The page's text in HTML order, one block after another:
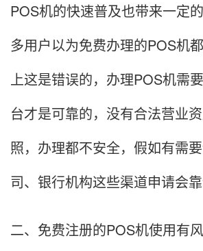
POS机的快速普及也带来一定
多用户以为免费办理的POS机
上这是错误的，办理POS机需
台才是可靠的，没有合法营业
照，办理都不安全，假如有需
司、银行机构这些渠道申请会靠
二、免费注册的POS机使用有